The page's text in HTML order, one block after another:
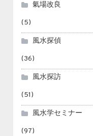
氣場改良
(5)
風水探偵
(36)
風水探訪
(51)
風水学セミナー
(97)